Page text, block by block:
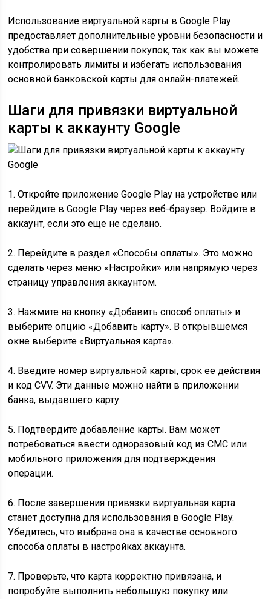
Использование виртуальной карты в Google Play
предоставляет дополнительные уровни безопасности и
удобства при совершении покупок, так как вы можете
контролировать лимиты и избегать использования
основной банковской карты для онлайн-платежей.
Шаги для привязки виртуальной
карты к аккаунту Google
1. Откройте приложение Google Play на устройстве или
перейдите в Google Play через веб-браузер. Войдите в
аккаунт, если это еще не сделано.
2. Перейдите в раздел «Способы оплаты». Это можно
сделать через меню «Настройки» или напрямую через
страницу управления аккаунтом.
3. Нажмите на кнопку «Добавить способ оплаты» и
выберите опцию «Добавить карту». В открывшемся
окне выберите «Виртуальная карта».
4. Введите номер виртуальной карты, срок ее действия
и код CVV. Эти данные можно найти в приложении
банка, выдавшего карту.
5. Подтвердите добавление карты. Вам может
потребоваться ввести одноразовый код из СМС или
мобильного приложения для подтверждения
операции.
6. После завершения привязки виртуальная карта
станет доступна для использования в Google Play.
Убедитесь, что выбрана она в качестве основного
способа оплаты в настройках аккаунта.
7. Проверьте, что карта корректно привязана, и
попробуйте выполнить небольшую покупку или